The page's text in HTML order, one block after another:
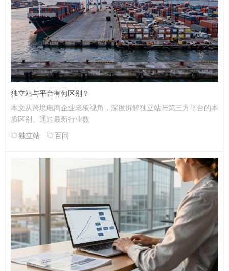
独立站与平台有何区别？
本文从跨境电商企业老板视角，深度拆解独立站与第三方平台的本
质区别。通过最新行业数
独立站
百问